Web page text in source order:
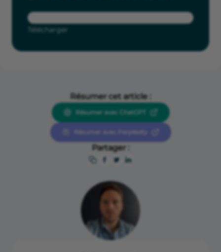
Télécharger
Résumer cet article :
Résumer avec ChatGPT
Résumer avec Perplexity
Partager :